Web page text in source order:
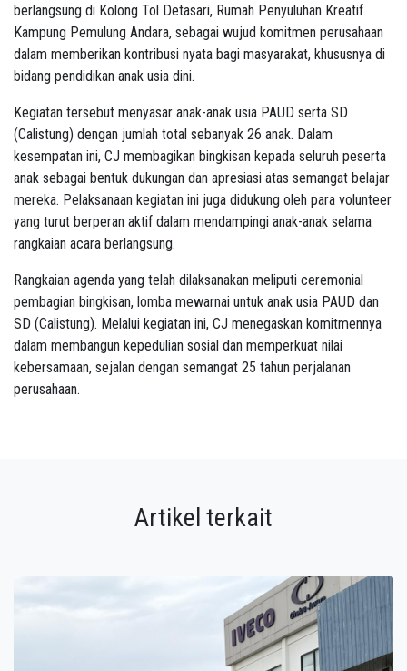
berlangsung di Kolong Tol Detasari, Rumah Penyuluhan Kreatif
Kampung Pemulung Andara, sebagai wujud komitmen perusahaan
dalam memberikan kontribusi nyata bagi masyarakat, khususnya di
bidang pendidikan anak usia dini.
Kegiatan tersebut menyasar anak-anak usia PAUD serta SD
(Calistung) dengan jumlah total sebanyak 26 anak. Dalam
kesempatan ini, CJ membagikan bingkisan kepada seluruh peserta
anak sebagai bentuk dukungan dan apresiasi atas semangat belajar
mereka. Pelaksanaan kegiatan ini juga didukung oleh para volunteer
yang turut berperan aktif dalam mendampingi anak-anak selama
rangkaian acara berlangsung.
Rangkaian agenda yang telah dilaksanakan meliputi ceremonial
pembagian bingkisan, lomba mewarnai untuk anak usia PAUD dan
SD (Calistung). Melalui kegiatan ini, CJ menegaskan komitmennya
dalam membangun kepedulian sosial dan memperkuat nilai
kebersamaan, sejalan dengan semangat 25 tahun perjalanan
perusahaan.
Artikel terkait